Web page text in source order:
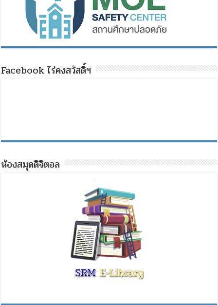
Facebook ไร่คงสวัสดิ์ฯ
ห้องสมุดดิจิตอล